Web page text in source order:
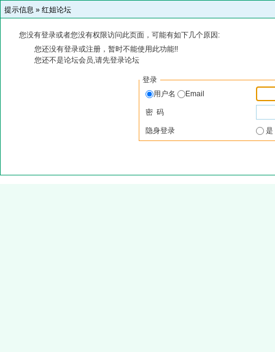
提示信息 » 红姐论坛
您没有登录或者您没有权限访问此页面，可能有如下几个原因:
您还没有登录或注册，暂时不能使用此功能!!
您还不是论坛会员,请先登录论坛
登录
用户名
Email
密 码
隐身登录